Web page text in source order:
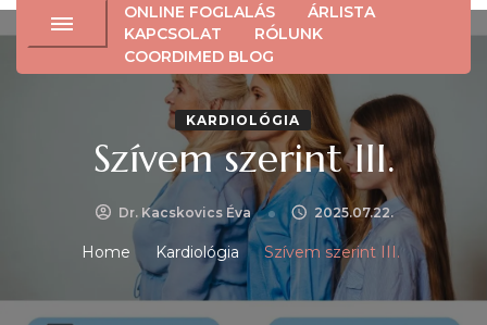
ONLINE FOGLALÁS
ÁRLISTA
KAPCSOLAT
RÓLUNK
COORDIMED BLOG
KARDIOLÓGIA
Szívem szerint III.
Dr. Kacskovics Éva 2025.07.22.
Home Kardiológia Szívem szerint III.